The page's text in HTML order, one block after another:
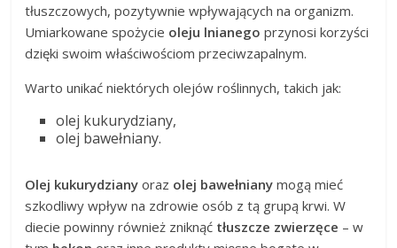
tłuszczowych, pozytywnie wpływających na organizm.
Umiarkowane spożycie oleju lnianego przynosi korzyści
dzięki swoim właściwościom przeciwzapalnym.
Warto unikać niektórych olejów roślinnych, takich jak:
olej kukurydziany,
olej bawełniany.
Olej kukurydziany oraz olej bawełniany mogą mieć
szkodliwy wpływ na zdrowie osób z tą grupą krwi. W
diecie powinny również zniknąć tłuszcze zwierzęce – w